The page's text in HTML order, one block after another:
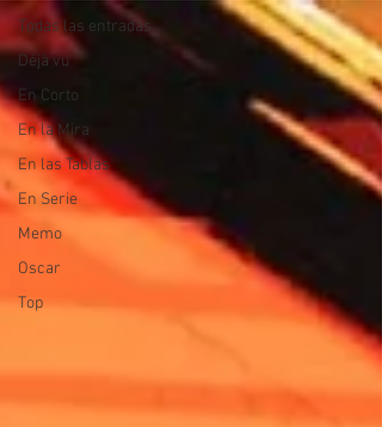
Todas las entradas
Déjà vu
En Corto
En la Mira
En las Tablas
En Serie
Memo
Oscar
Top